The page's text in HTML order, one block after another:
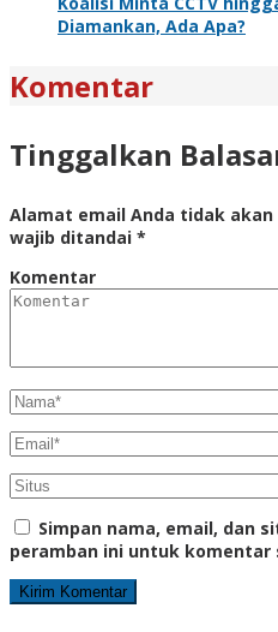
Diamankan, Ada Apa?
Komentar
Tinggalkan
Alamat email Anda tidak
wajib ditandai *
Komentar
Simpan nama, email, dan
peramban ini untuk komentar